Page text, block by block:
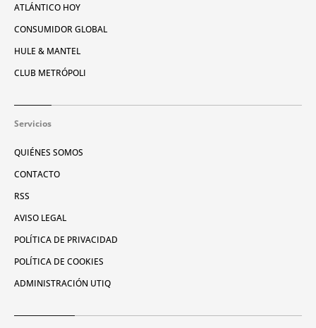
ATLÁNTICO HOY
CONSUMIDOR GLOBAL
HULE & MANTEL
CLUB METRÓPOLI
Servicios
QUIÉNES SOMOS
CONTACTO
RSS
AVISO LEGAL
POLÍTICA DE PRIVACIDAD
POLÍTICA DE COOKIES
ADMINISTRACIÓN UTIQ